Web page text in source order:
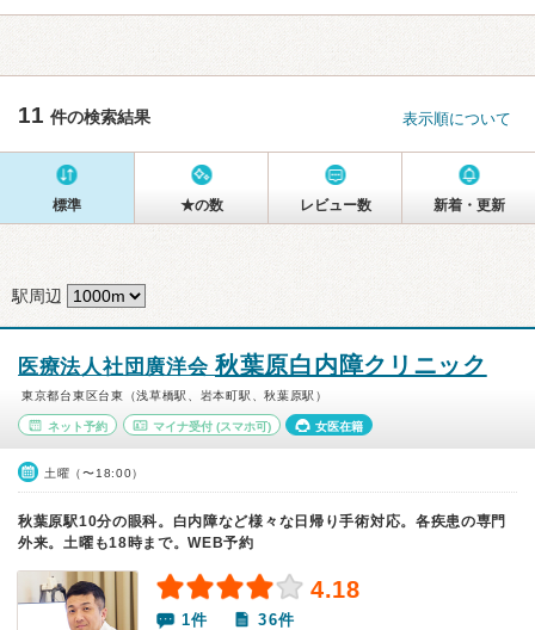
11 件の検索結果 表示順について
標準 ★の数 レビュー数 新着・更新
駅周辺
医療法人社団廣洋会 秋葉原白内障クリニック
東京都台東区台東（浅草橋駅、岩本町駅、秋葉原駅）
ネット予約 マイナ受付(スマホ可) 女医在籍
土曜（〜18:00）
秋葉原駅10分の眼科。白内障など様々な日帰り手術対応。各疾患の専門
外来。土曜も18時まで。WEB予約
4.18
1件 36件